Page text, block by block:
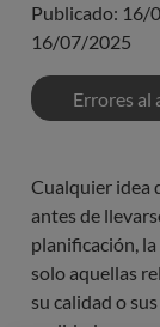
Publicado: 16/
16/07/2025
Errores al
Cualquier idea
antes de
planificación,
solo aquellas
su calidad o